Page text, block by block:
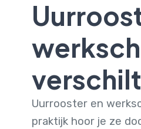
Uurrooster en
praktijk hoor je ze